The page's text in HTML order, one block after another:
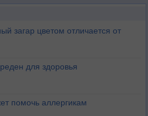
загар цветом отличается от
для здоровья
помочь аллергикам